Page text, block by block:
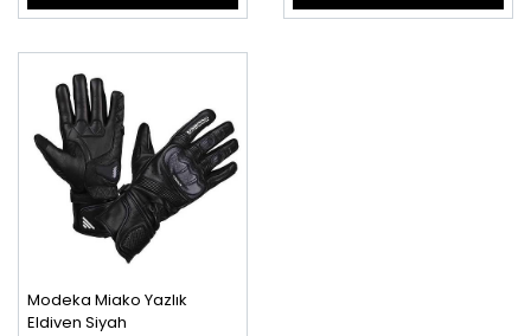
Modeka Miako Yazlık
Eldiven Siyah